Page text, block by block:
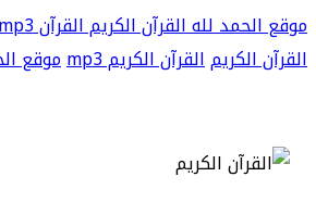
موقع الحمد للهالقرآن الكريمالقرآن mp3
القرآن الكريمالقرآن الكريم mp3 موقع